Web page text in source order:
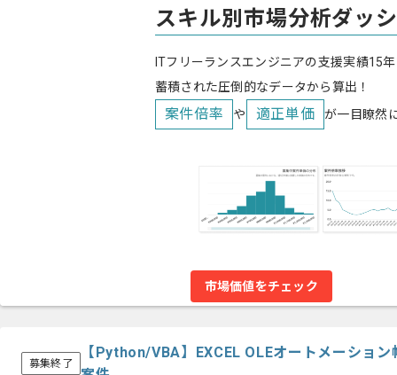
スキル別市場分析ダッ
ITフリーランスエンジニアの支援実績15
蓄積された圧倒的なデータから算出！
案件倍率 や 適正単価 が一目瞭然
市場価値をチェック
募集終了
【Python/VBA】EXCEL OLEオートメーショ